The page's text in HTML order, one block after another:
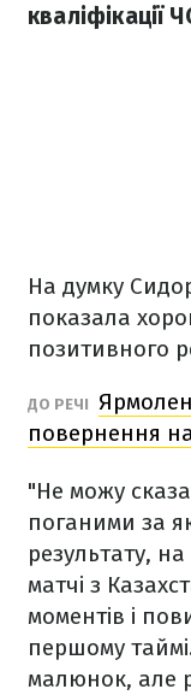
кваліфікації
На думку
показала
позитивного
ДО РЕЧІ
повернення
"Не можу
поганими за
результату,
матчі з
моментів і
першому
малюнок, але